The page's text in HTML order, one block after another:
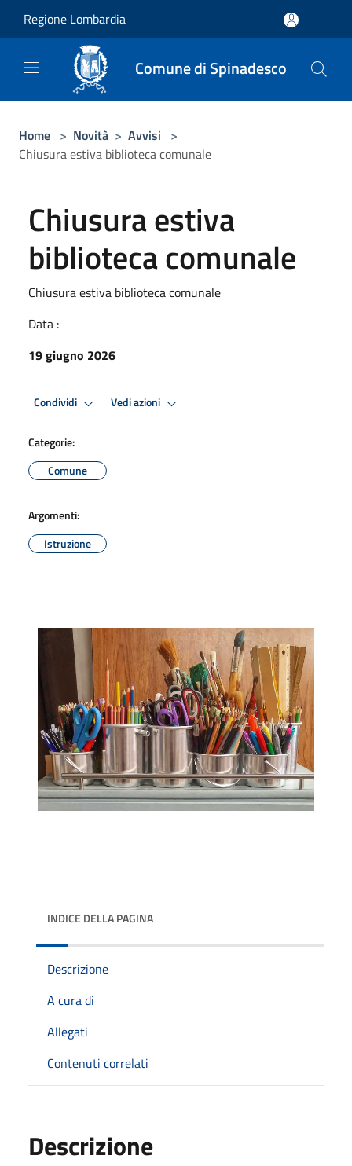
Regione Lombardia
Comune di Spinadesco
Home > Novità > Avvisi >
Chiusura estiva biblioteca comunale
Chiusura estiva
biblioteca comunale
Chiusura estiva biblioteca comunale
Data :
19 giugno 2026
Condividi Vedi azioni
Categorie:
Comune
Argomenti:
Istruzione
INDICE DELLA PAGINA
Descrizione
A cura di
Allegati
Contenuti correlati
Descrizione